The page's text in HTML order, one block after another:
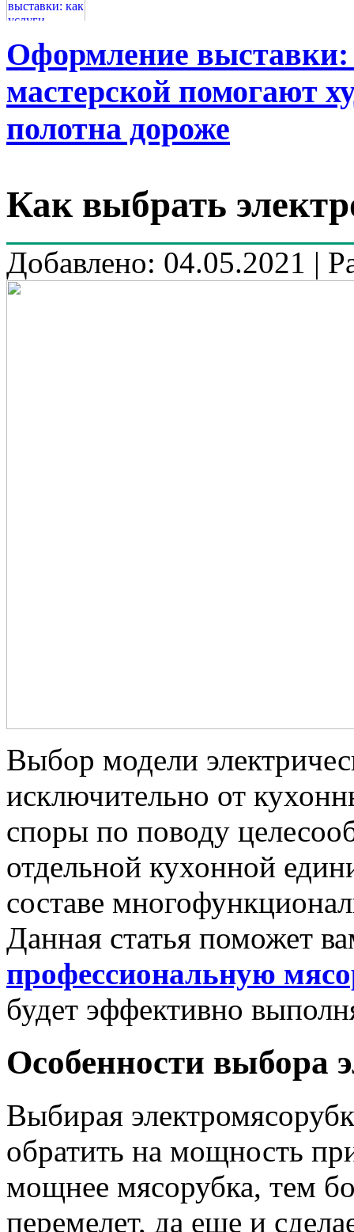
Оформление выставки:
мастерской помогают
полотна дороже
Как выбрать
Добавлено: 04.05.2021 |
Выбор модели
исключительно от
споры по поводу
отдельной кухонной
составе
Данная статья поможет
профессиональную
будет эффективно
Особенности выбора
Выбирая
обратить на мощность
мощнее мясорубка, тем
перемелет, да еще и